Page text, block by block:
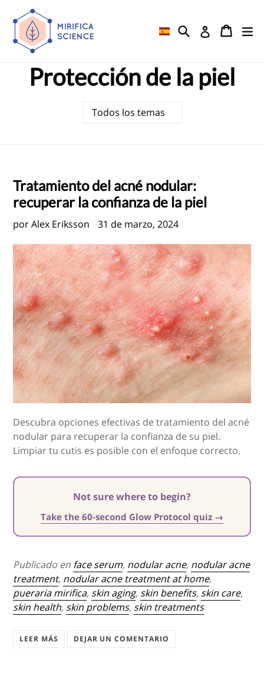
directamente
contenido
Buscar IngresarCarrito
Carrito
Protección de la piel
Tratamiento del acné nodular:
recuperar la confianza de la piel
por Alex Eriksson 31 de marzo, 2024
Descubra opciones efectivas de tratamiento del acné
nodular para recuperar la confianza de su piel.
Limpiar tu cutis es posible con el enfoque correcto.
Not sure where to begin?
Take the 60-second Glow Protocol quiz →
Publicado en face serum, nodular acne, nodular acne
treatment, nodular acne treatment at home,
pueraria mirifica, skin aging, skin benefits, skin care,
skin health, skin problems, skin treatments
LEER MÁS DEJAR UN COMENTARIO